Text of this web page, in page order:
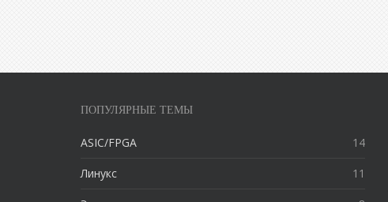
ПОПУЛЯРНЫЕ ТЕМЫ
ASIC/FPGA 14
Линукс 11